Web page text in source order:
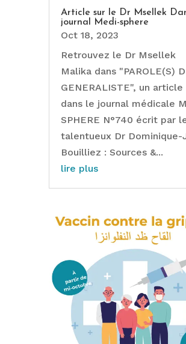
Article sur le Dr Msellek
journal Medi-sphere
Oct 18, 2023
Retrouvez le Dr Msellek
Malika dans "PAROLE(S)
GENERALISTE", un article
dans le journal médicale
SPHERE N°740 écrit par
talentueux Dr Dominique-
Bouilliez : Sources &...
lire plus